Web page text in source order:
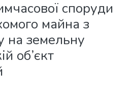
споруди
майна з
на земельну
об’єкт